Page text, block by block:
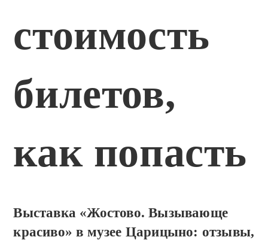
стоимость
билетов,
как попасть
Выставка «Жостово. Вызывающе
красиво» в музее Царицыно: отзывы,